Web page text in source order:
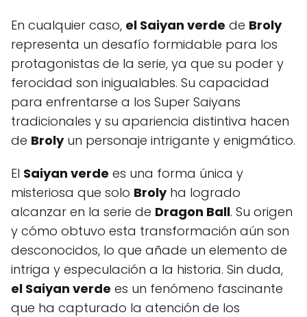
En cualquier caso, el Saiyan verde de Broly
representa un desafío formidable para los
protagonistas de la serie, ya que su poder y
ferocidad son inigualables. Su capacidad
para enfrentarse a los Super Saiyans
tradicionales y su apariencia distintiva hacen
de Brolyun personaje intrigante y enigmático.
El Saiyan verde es una forma única y
misteriosa que solo Brolyha logrado
alcanzar en la serie de Dragon Ball. Su origen
y cómo obtuvo esta transformación aún son
desconocidos, lo que añade un elemento de
intriga y especulación a la historia. Sin duda,
el Saiyan verde es un fenómeno fascinante
que ha capturado la atención de los